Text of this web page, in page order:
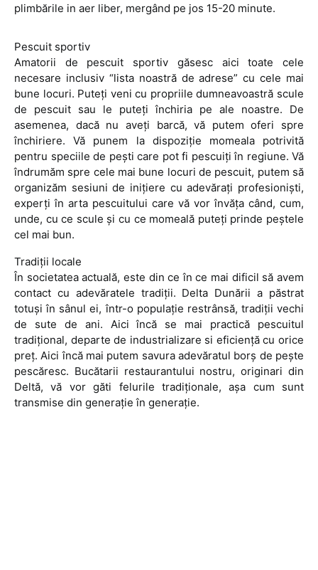
plimbările in aer liber, mergând pe jos 15-20 minute.
Pescuit sportiv
Amatorii de pescuit sportiv găsesc aici toate cele
necesare inclusiv “lista noastră de adrese” cu cele mai
bune locuri. Puteţi veni cu propriile dumneavoastră scule
de pescuit sau le puteţi închiria pe ale noastre. De
asemenea, dacă nu aveţi barcă, vă putem oferi spre
închiriere. Vă punem la dispoziţie momeala potrivită
pentru speciile de peşti care pot fi pescuiţi în regiune. Vă
îndrumăm spre cele mai bune locuri de pescuit, putem să
organizăm sesiuni de iniţiere cu adevăraţi profesionişti,
experţi în arta pescuitului care vă vor învăţa când, cum,
unde, cu ce scule şi cu ce momeală puteţi prinde peştele
cel mai bun.
Tradiţii locale
În societatea actuală, este din ce în ce mai dificil să avem
contact cu adevăratele tradiţii. Delta Dunării a păstrat
totuşi în sânul ei, într-o populaţie restrânsă, tradiţii vechi
de sute de ani. Aici încă se mai practică pescuitul
tradiţional, departe de industrializare si eficienţă cu orice
preţ. Aici încă mai putem savura adevăratul borş de peşte
pescăresc. Bucătarii restaurantului nostru, originari din
Deltă, vă vor găti felurile tradiţionale, aşa cum sunt
transmise din generaţie în generaţie.